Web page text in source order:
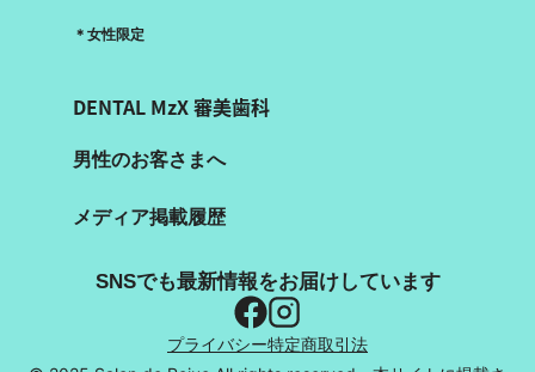
＊女性限定
DENTAL MzX 審美歯科
男性のお客さまへ
メディア掲載履歴
SNSでも最新情報をお届けしています
プライバシー特定商取引法